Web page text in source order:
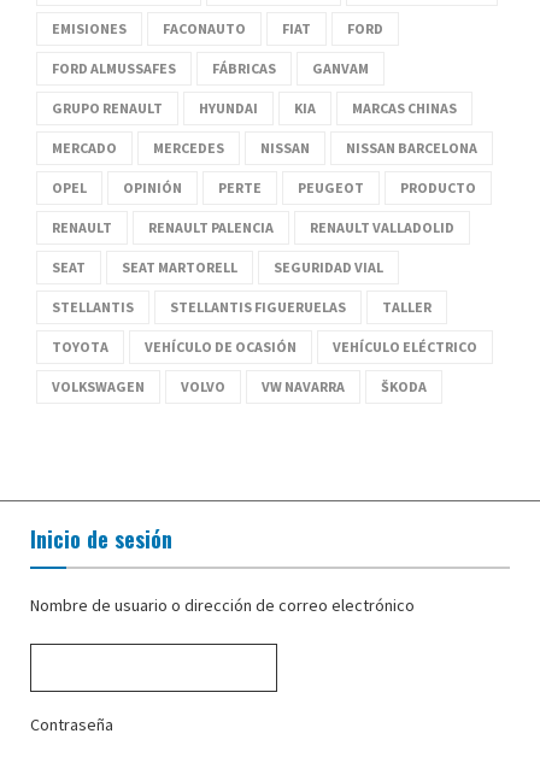
EMISIONES FACONAUTO FIAT FORD
FORD ALMUSSAFES FÁBRICAS GANVAM
GRUPO RENAULT HYUNDAI KIA MARCAS CHINAS
MERCADO MERCEDES NISSAN NISSAN BARCELONA
OPEL OPINIÓN PERTE PEUGEOT PRODUCTO
RENAULT RENAULT PALENCIA RENAULT VALLADOLID
SEAT SEAT MARTORELL SEGURIDAD VIAL
STELLANTIS STELLANTIS FIGUERUELAS TALLER
TOYOTA VEHÍCULO DE OCASIÓN VEHÍCULO ELÉCTRICO
VOLKSWAGEN VOLVO VW NAVARRA ŠKODA
Inicio de sesión
Nombre de usuario o dirección de correo electrónico
Contraseña